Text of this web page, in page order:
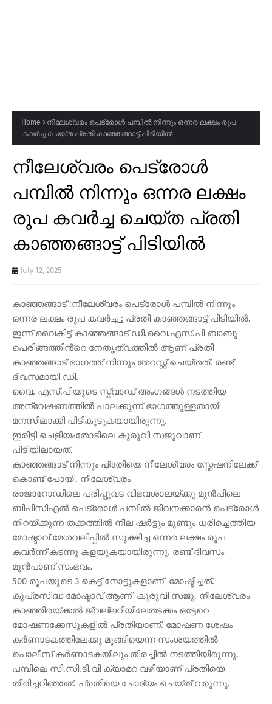
Home
നീലേശ്വരം പെട്രോൾ പമ്പിൽ നിന്നും ഒന്നര ലക്ഷം രൂപ
കവർച്ച ചെയ്ത പ്രതി കാഞ്ഞങ്ങാട്ട് പിടിയിൽ
നീലേശ്വരം പെട്രോൾ
പമ്പിൽ നിന്നും ഒന്നര ലക്ഷം
രൂപ കവർച്ച ചെയ്ത പ്രതി
കാഞ്ഞങ്ങാട്ട് പിടിയിൽ
July 12, 2025
കാഞ്ഞങ്ങാട് :നീലേശ്വരം പെട്രോൾ പമ്പിൽ നിന്നും
ഒന്നര ലക്ഷം രൂപ കവർച്ച : പ്രതി കാഞ്ഞങ്ങാട്ട് പിടിയിൽ.
ഇന്ന് വൈകിട്ട് കാഞ്ഞങ്ങാട് ഡി.വൈ.എസ്.പി ബാബു
പെരിങ്ങത്തിൻ്റെ നേതൃത്വത്തിൽ ആണ് പ്രതി
കാഞ്ഞങ്ങാട് ഭാഗത്ത് നിന്നും അറസ്റ്റ് ചെയ്തത്. രണ്ട്
ദിവസമായി ഡി.
വൈ. എസ്.പിയുടെ സ്ക്വാഡ് അംഗങ്ങൾ നടത്തിയ
അന്വേഷണത്തിൽ പാലക്കുന്ന് ഭാഗത്തുള്ളതായി
മനസിലാക്കി പിടികൂടുകയായിരുന്നു.
ഇരിട്ടി ചെളിയംതോടിലെ കുരുവി സജുവാണ്
പിടിയിലായത്.
കാഞ്ഞങ്ങാട് നിന്നും പ്രതിയെ നീലേശ്വരം സ്റ്റേഷനിലേക്ക്
കൊണ്ട് പോയി. നീലേശ്വരം
രാജാറോഡിലെ പരിപ്പുവട വിഭവശാലയ്ക്കു മുൻപിലെ
ബിപിസിഎൽ പെട്രോൾ പമ്പിൽ ജീവനക്കാരൻ പെട്രോൾ
നിറയ്ക്കുന്ന തക്കത്തിൽ നീല ഷർട്ടും മുണ്ടും ധരിച്ചെത്തിയ
മോഷ്ടാവ് മേശവലിപ്പിൽ സൂക്ഷിച്ച ഒന്നര ലക്ഷം രൂപ
കവർന്ന് കടന്നു കളയുകയായിരുന്നു. രണ്ട് ദിവസം
മുൻപാണ് സംഭവം.
500 രൂപയുടെ 3 കെട്ട് നോട്ടുകളാണ് മോഷ്ടിച്ചത്.
കുപ്രസിദ്ധ മോഷ്ടാവ് ആണ് കുരുവി സജു. നീലേശ്വരം
കാഞ്ഞിരയ്ക്കൽ ജ്വല്ലറിയിലേതടക്കം ഒട്ടേറെ
മോഷണക്കേസുകളിൽ പ്രതിയാണ്. മോഷണ ശേഷം
കർണാടകത്തിലേക്കു മുങ്ങിയെന്ന സംശയത്തിൽ
പൊലീസ് കർണാടകയിലും തിരച്ചിൽ നടത്തിയിരുന്നു.
പമ്പിലെ സി.സി.ടി.വി ക്യാമറ വഴിയാണ് പ്രതിയെ
തിരിച്ചറിഞ്ഞത്. പ്രതിയെ ചോദ്യം ചെയ്ത് വരുന്നു.